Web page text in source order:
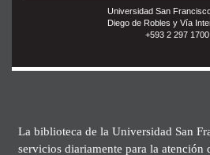
Universidad San
Diego de Robles y Vía
+593 2 297 1700
La biblioteca de la Universidad San
servicios diariamente para la atención